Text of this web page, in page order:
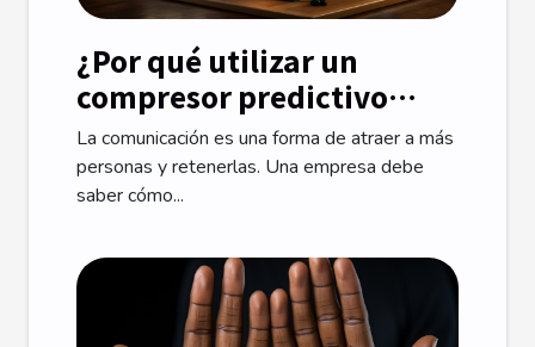
¿Por qué utilizar un
compresor predictivo
para las relaciones con los
clientes?
La comunicación es una forma de atraer a más
personas y retenerlas. Una empresa debe
saber cómo...